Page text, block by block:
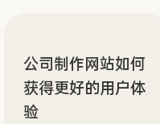
公司制作网站如何
获得更好的用户体
验